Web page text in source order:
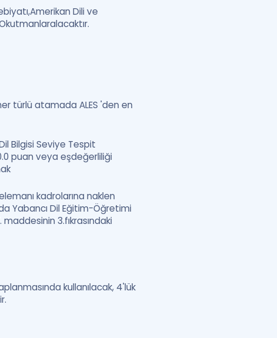
Dili ve
türlü atamada ALES 'den en
Bilgisi Seviye Tespit
puan veya eşdeğerliliği
kadrolarına naklen
Yabancı Dil Eğitim-Öğretimi
3.fıkrasındaki
kullanılacak, 4'lük